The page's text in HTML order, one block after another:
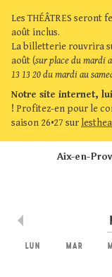
Les THÉÂTRES seront
août inclus.
La billetterie rouvrira
août (sur place du mardi
13 13 20 du mardi au
Notre site internet,
! Profitez-en pour le
saison 26•27 sur
Aix-en-
LUN MAR